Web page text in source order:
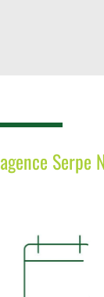
Serpe